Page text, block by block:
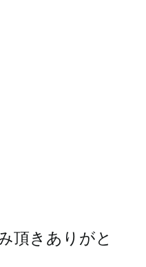
頂きありがと